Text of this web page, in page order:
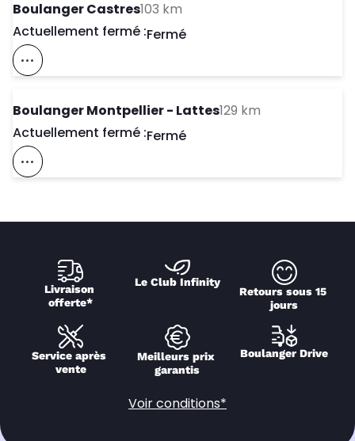
Boulanger Castres103 km
Actuellement fermé :Day of the Week
Fermé
Voir Ce Magasin Sur La Carte
Boulanger Montpellier - Lattes129 km
Actuellement fermé :Day of the Week
Fermé
Voir Ce Magasin Sur La Carte
Livraison
offerte*
Le Club Infinity
Retours sous 15
jours
Service après
vente
Meilleurs prix
garantis
Boulanger Drive
Voir conditions*